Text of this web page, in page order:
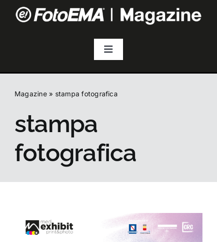
Toggle
Fotografia
La foto del mese
Magazine» stampa fotografica
stampa
fotografica